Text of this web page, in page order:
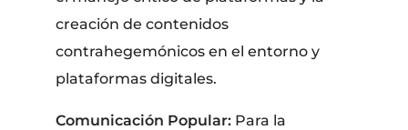
creación de contenidos
contrahegemónicos en el entorno y
plataformas digitales.
Comunicación Popular: Para la